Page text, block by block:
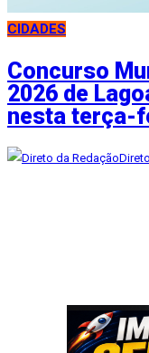
CIDADES
Concurso
2026 de
nesta terça-